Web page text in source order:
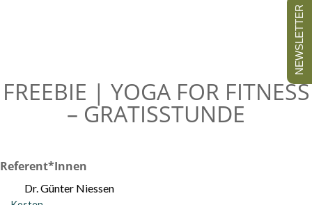
FREEBIE | YOGA FOR FITNESS
– GRATISSTUNDE
Referent*innen
Dr. Günter Niessen
NEWSLETTER